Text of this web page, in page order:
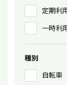
定期利
一時利
種別
自転車